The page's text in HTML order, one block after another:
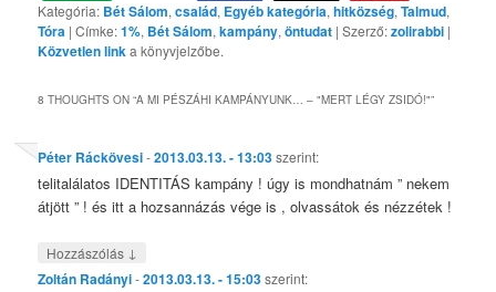
Kategória: Bét Sálom,család, Egyéb kategória,hitközség,Talmud,
Tóra | Címke:1%, Bét Sálom,kampány,öntudat | Szerző:zolirabbi |
Közvetlen linka könyvjelzőbe.
8 THOUGHTS ON “A MI PÉSZÁHI KAMPÁNYUNK… – "MERT LÉGY ZSIDÓ!"”
Péter Ráckövesi-2013.03.13. - 13:03szerint:
telitalálatos IDENTITÁS kampány ! úgy is mondhatnám ” nekem
átjött ” ! és itt a hozsannázás vége is , olvassátok és nézzétek !
Hozzászólás ↓
Zoltán Radányi-2013.03.13. - 15:03szerint: